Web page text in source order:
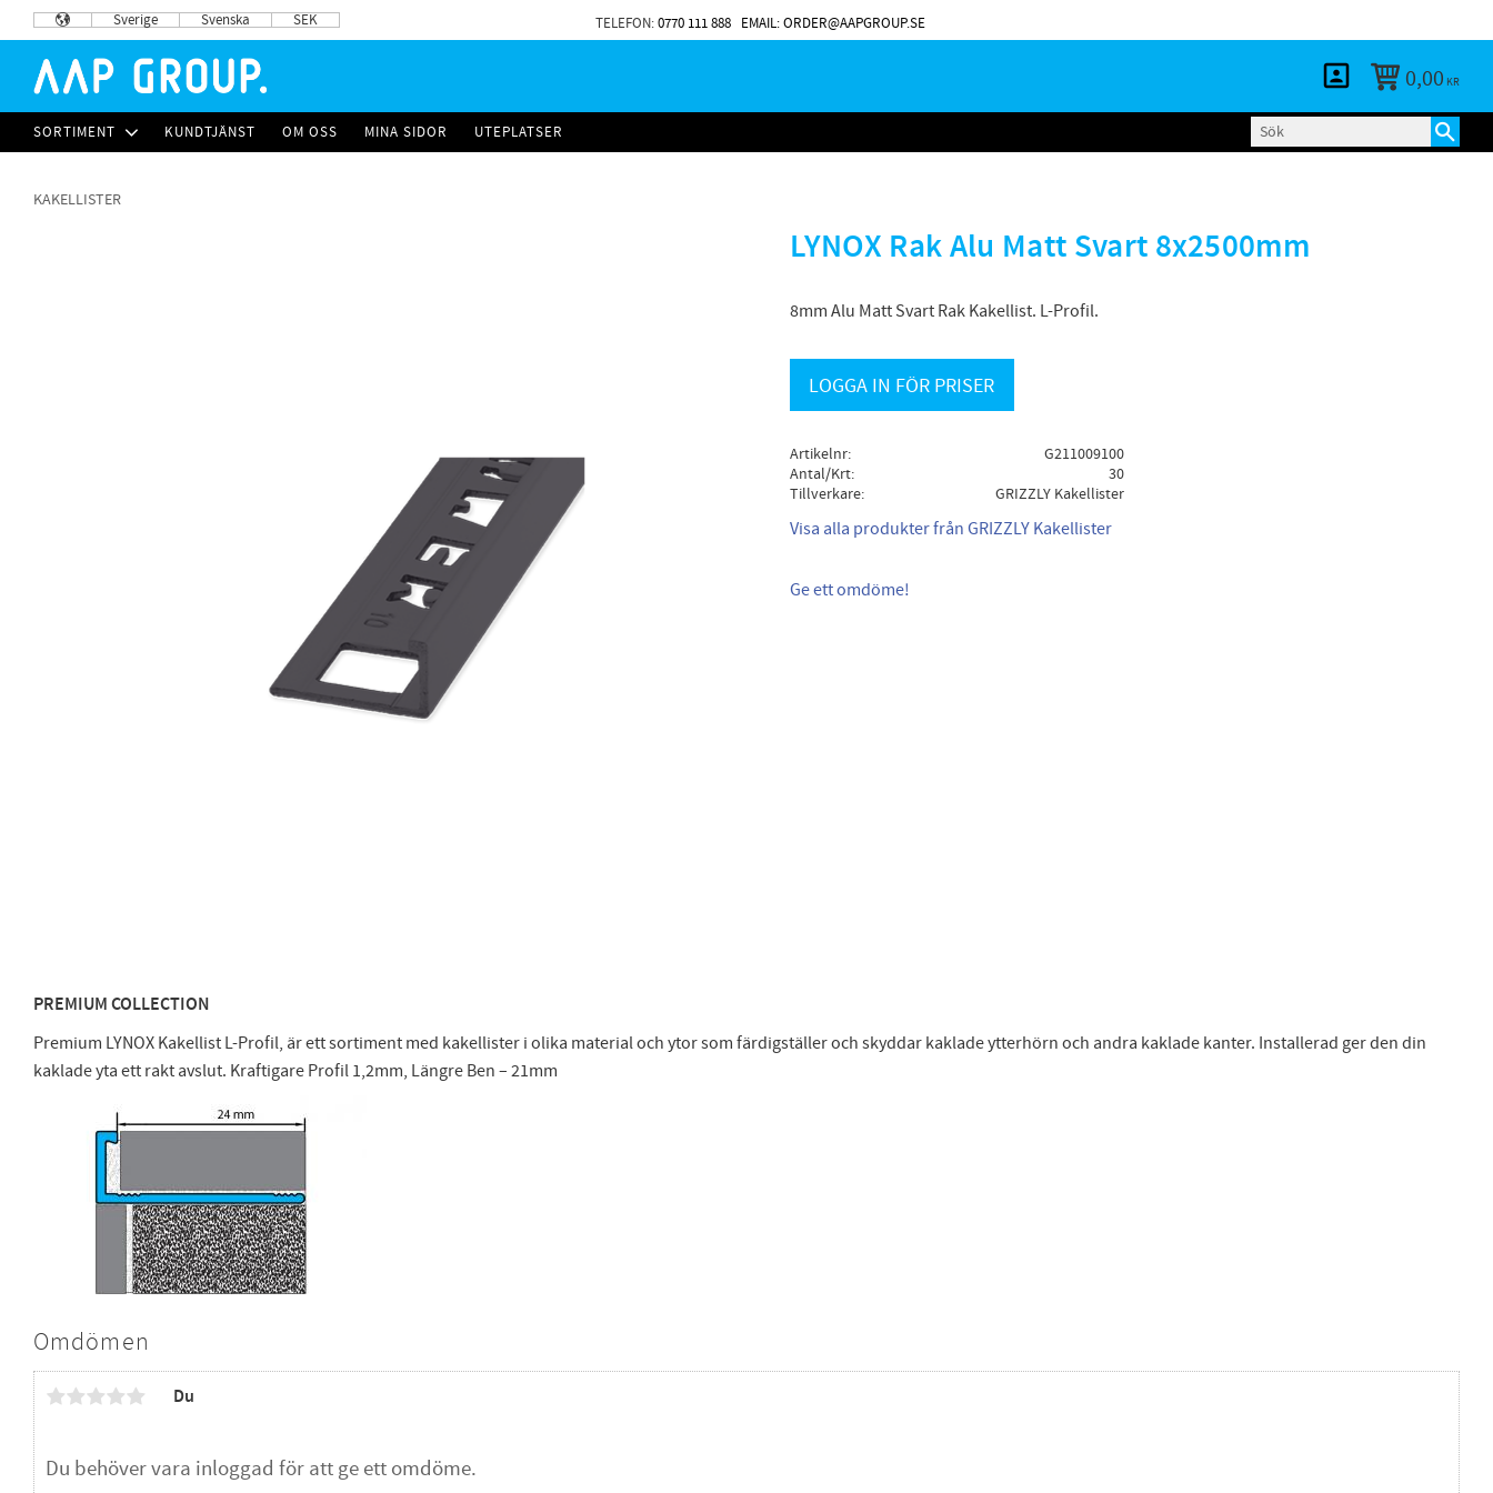
Sverige Svenska SEK TELEFON:0770 111 888 EMAIL: ORDER@AAPGROUP.SE
0,00 KR
SORTIMENT KUNDTJÄNST OM OSS MINA SIDOR UTEPLATSER
KAKELLISTER
LYNOX Rak Alu Matt Svart 8x2500mm
8mm Alu Matt Svart Rak Kakellist. L-Profil.
LOGGA IN FÖR PRISER
Artikelnr
G211009100
Antal/Krt
30
Tillverkare
GRIZZLY Kakellister
Visa alla produkter från GRIZZLY Kakellister
Ge ett omdöme!
PREMIUM COLLECTION
Premium LYNOX Kakellist L-Profil, är ett sortiment med kakellister i olika material och ytor som färdigställer och skyddar kaklade ytterhörn och andra kaklade kanter. Installerad ger den din
kaklade yta ett rakt avslut. Kraftigare Profil 1,2mm, Längre Ben – 21mm
Omdömen
Du